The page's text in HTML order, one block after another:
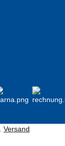
Versand